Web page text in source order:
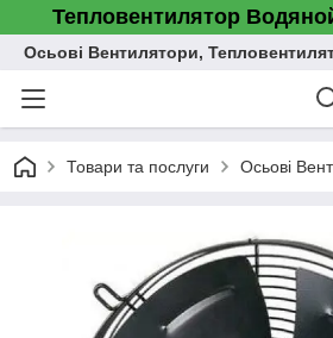
Тепловентилятор
Осьові Вентилятори,
Товари та послуги Осьові